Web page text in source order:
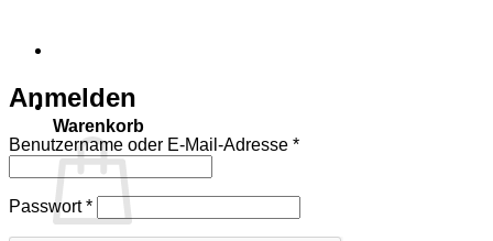
Warenkorb
Anmelden
Benutzername oder E-Mail-Adresse *Erforderlich
Passwort*Erforderlich